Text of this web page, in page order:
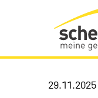
Gemeinde
29.11.2025